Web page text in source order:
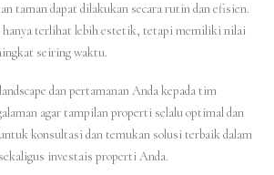
taman dapat dilakukan secara rutin dan efisien.
terlihat lebih estetik, tetapi memiliki nilai
seiring waktu.
dan pertamanan Anda kepada tim
agar tampilan properti selalu optimal dan
konsultasi dan temukan solusi terbaik dalam
investais properti Anda.